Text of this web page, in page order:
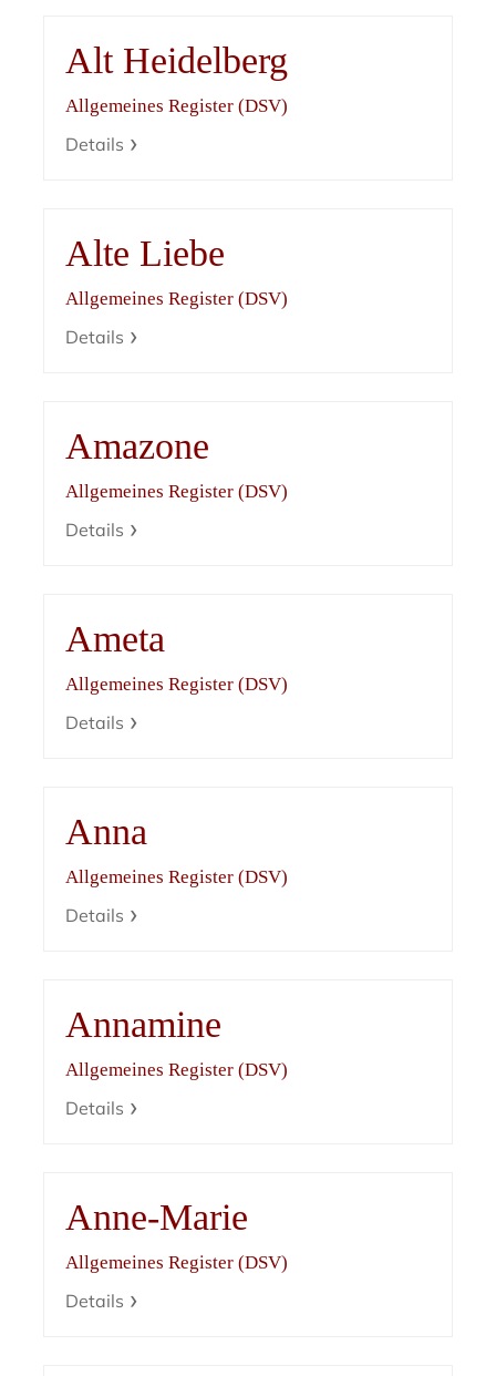
Alt Heidelberg
Allgemeines Register (DSV)
Details
Alte Liebe
Allgemeines Register (DSV)
Details
Amazone
Allgemeines Register (DSV)
Details
Ameta
Allgemeines Register (DSV)
Details
Anna
Allgemeines Register (DSV)
Details
Annamine
Allgemeines Register (DSV)
Details
Anne-Marie
Allgemeines Register (DSV)
Details